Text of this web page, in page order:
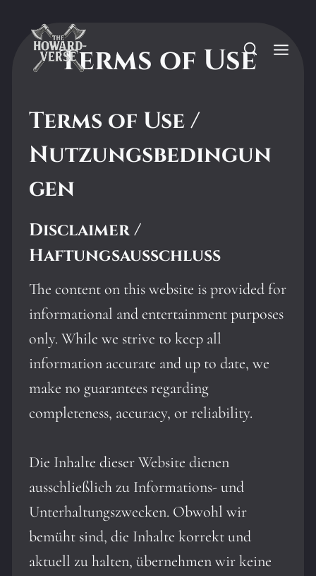
content
Terms of Use
Terms of Use /
Nutzungsbedingun
gen
Disclaimer /
Haftungsausschluss
The content on this website is provided for
informational and entertainment purposes
only. While we strive to keep all
information accurate and up to date, we
make no guarantees regarding
completeness, accuracy, or reliability.
Die Inhalte dieser Website dienen
ausschließlich zu Informations- und
Unterhaltungszwecken. Obwohl wir
bemüht sind, die Inhalte korrekt und
aktuell zu halten, übernehmen wir keine